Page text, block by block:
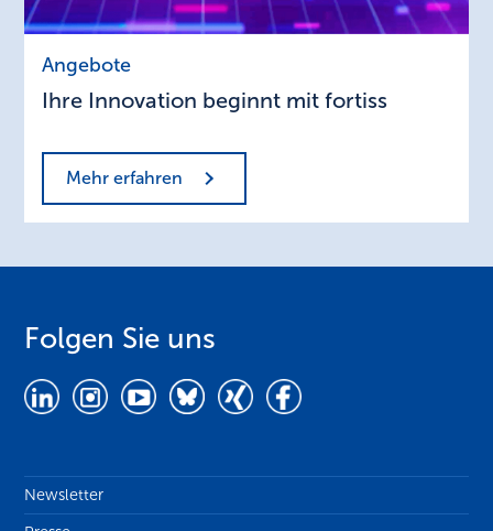
Innovation
beginnt
fortiss
Angebote
Ihre Innovation beginnt mit fortiss
Mehr erfahren
Folgen Sie uns
Newsletter